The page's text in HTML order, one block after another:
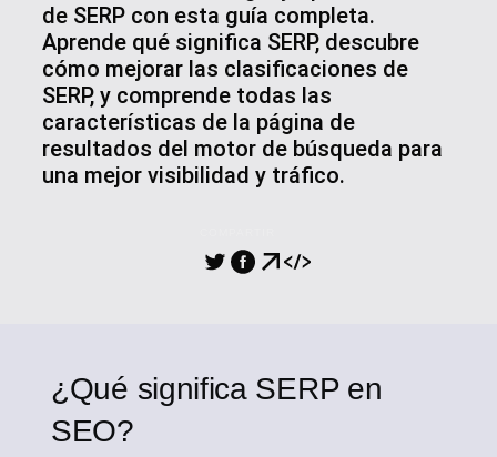
de SERP con esta guía completa.
Aprende qué significa SERP, descubre
cómo mejorar las clasificaciones de
SERP, y comprende todas las
características de la página de
resultados del motor de búsqueda para
una mejor visibilidad y tráfico.
¿Qué significa SERP en
SEO?